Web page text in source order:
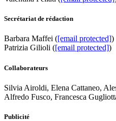
Secrétariat de rédaction
Barbara Maffei ([email protected])
Patrizia Gilioli ([email protected])
Collaborateurs
Silvia Airoldi, Elena Cattaneo,
Alfredo Fusco, Francesca
Publicité